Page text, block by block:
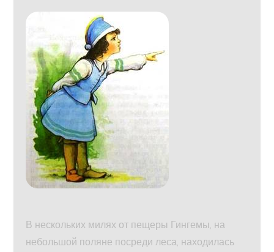
В нескольких милях от пещеры Гингемы, на
небольшой поляне посреди леса, находилась